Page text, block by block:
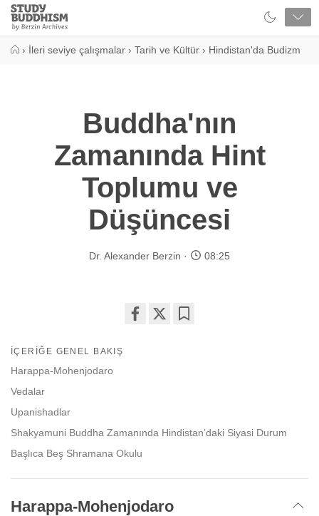
Close
Study
Buddhism
› İleri seviye çalışmalar › Tarih ve Kültür › Hindistan'da Budizm
Buddha'nın
Zamanında Hint
Toplumu ve
Düşüncesi
Dr. Alexander Berzin 08:25
İÇERIĞE GENEL BAKIŞ
Harappa-Mohenjodaro
Vedalar
Upanishadlar
Shakyamuni Buddha Zamanında Hindistan’daki Siyasi Durum
Başlıca Beş Shramana Okulu
Harappa-Mohenjodaro